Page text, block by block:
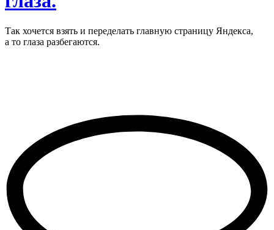
Так хочется взять и переделать главную страницу Яндекса,
а то глаза разбегаются.